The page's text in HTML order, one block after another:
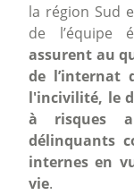
la région Sud
de l’équipe
assurent au
de l’internat
l'incivilité, le
à risques
délinquants
internes en
vie.